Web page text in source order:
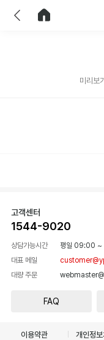
미리보기
고객센터
1544-9020
상담가능시간 평일 09:00 ~
대표 메일
대량 주문
FAQ
이용약관 개인정